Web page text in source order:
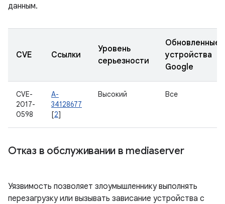
данным.
CVE Ссылки
Уровень
серьезности
Обновленные
устройства
Google
CVE-
2017-
0598
A-
34128677
[2]
Высокий Все
Отказ в обслуживании в mediaserver
Уязвимость позволяет злоумышленнику выполнять
перезагрузку или вызывать зависание устройства с